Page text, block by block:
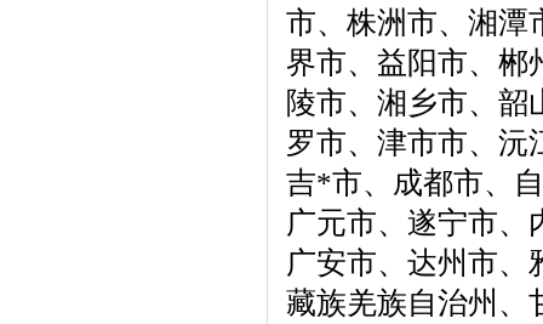
市、株洲市、湘潭
界市、益阳市、郴
陵市、湘乡市、韶
罗市、津市市、沅
吉*市、成都市、
广元市、遂宁市、
广安市、达州市、
藏族羌族自治州、